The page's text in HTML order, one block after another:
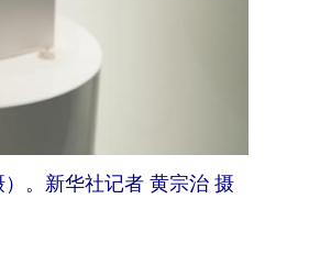
。新华社记者 黄宗治 摄